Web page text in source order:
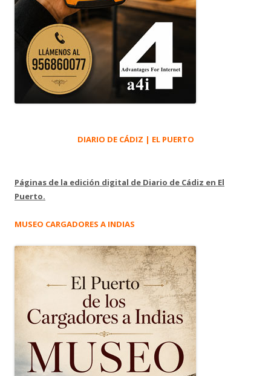
DIARIO DE CÁDIZ | EL PUERTO
Páginas de la edición digital de Diario de Cádiz en El
Puerto.
MUSEO CARGADORES A INDIAS